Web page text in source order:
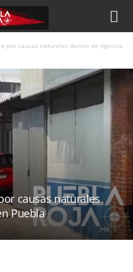
por causas naturales dentro de Agencia
causas naturales
Puebla